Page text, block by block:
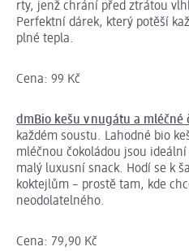
rty, jenž chrání před ztrátou
Perfektní dárek, který potěší
plné tepla.
Cena: 99 Kč
dmBio kešu v nugátu a mléčné
každém soustu. Lahodné bio
mléčnou čokoládou jsou
malý luxusní snack. Hodí se k
koktejlům – prostě tam, kde
neodolatelného.
Cena: 79,90 Kč